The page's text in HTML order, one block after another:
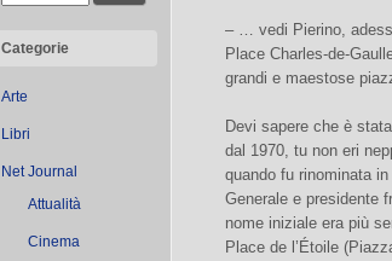
Categorie
Arte
Libri
Net Journal
Attualità
Cinema
– … vedi Pierino,
Place Charles-de-
grandi e maestose
Devi sapere che è
dal 1970, tu non eri
quando fu rinominata in
Generale e presidente
nome iniziale era più
Place de l’Étoile